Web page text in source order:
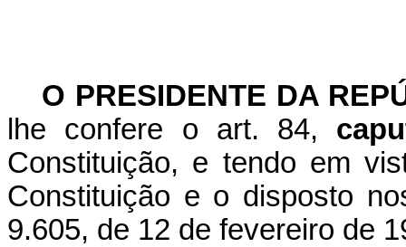
O PRESIDENTE DA
lhe confere o art. 84,
Constituição, e tendo em
Constituição e o disposto
9.605, de 12 de fevereiro de